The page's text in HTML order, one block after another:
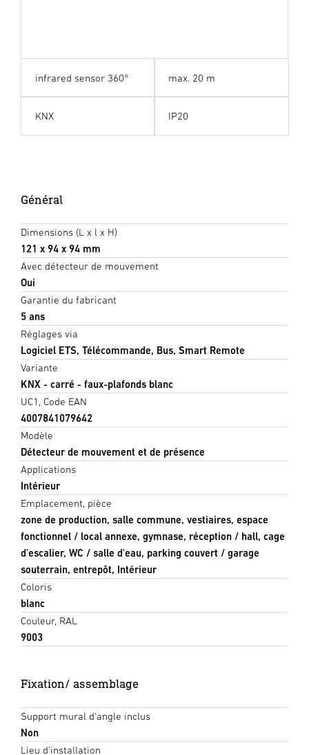
infrared sensor 360° max. 20 m
KNX IP20
Général
Dimensions (L x l x H)
121 x 94 x 94 mm
Avec détecteur de mouvement
Oui
Garantie du fabricant
5 ans
Réglages via
Logiciel ETS, Télécommande, Bus, Smart Remote
Variante
KNX - carré - faux-plafonds blanc
UC1, Code EAN
4007841079642
Modèle
Détecteur de mouvement et de présence
Applications
Intérieur
Emplacement, pièce
zone de production, salle commune, vestiaires, espace
fonctionnel / local annexe, gymnase, réception / hall, cage
d'escalier, WC / salle d'eau, parking couvert / garage
souterrain, entrepôt, Intérieur
Coloris
blanc
Couleur, RAL
9003
Fixation/ assemblage
Support mural d'angle inclus
Non
Lieu d'installation